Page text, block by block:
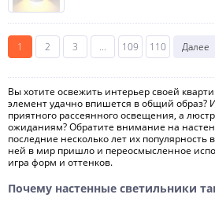
1 2 3 ... 109 110 Далее
Вы хотите освежить интерьер своей
элемент удачно впишется в общий образ?
приятного рассеянного освещения, а
ожиданиям? Обратите внимание на
последние несколько лет их популярность
ней в мир пришло и переосмысленное
игра форм и оттенков.
Почему настенные светильники